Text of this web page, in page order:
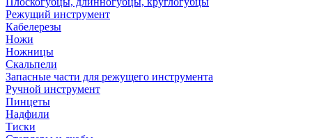
Режущий инструмент
Кабелерезы
Ножи
Ножницы
Скальпели
Запасные части для режущего инструмента
Ручной инструмент
Пинцеты
Надфили
Тиски